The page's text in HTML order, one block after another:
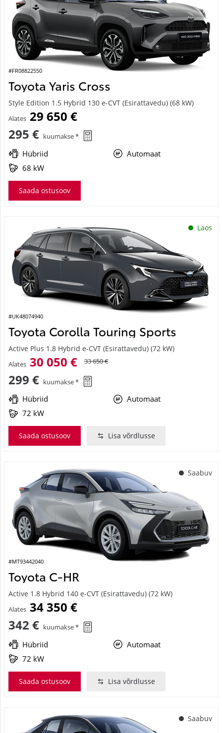
#FR08822550
Toyota Yaris Cross
Style Edition 1.5 Hybrid 130 e-CVT (Esirattavedu) (68 kW)
Alates 29 650 €
295 € kuumakse *
Hübriid
Automaat
68 kW
Saada ostusoov
Laos
#UK48074940
Toyota Corolla Touring Sports
Active Plus 1.8 Hybrid e-CVT (Esirattavedu) (72 kW)
Alates 30 050 € 33 650 €
299 € kuumakse *
Hübriid
Automaat
72 kW
Saada ostusoov Lisa võrdlusse
Saabuv
#MT93442040
Toyota C-HR
Active 1.8 Hybrid 140 e-CVT (Esirattavedu) (72 kW)
Alates 34 350 €
342 € kuumakse *
Hübriid
Automaat
72 kW
Saada ostusoov Lisa võrdlusse
Saabuv